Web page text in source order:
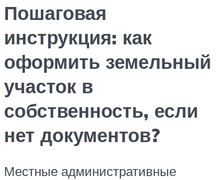
Пошаговая
инструкция: как
оформить земельный
участок в
собственность, если
нет документов?
Местные административные